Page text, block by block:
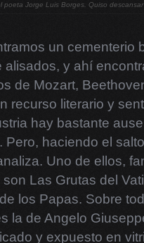
poeta Jorge Luis Borges. Quiso
un cementerio
y ahí
de Mozart,
recurso literario y
hay bastante
Pero, haciendo el
Uno de ellos,
son Las Grutas del
los Papas. Sobre
la de Angelo
y expuesto en